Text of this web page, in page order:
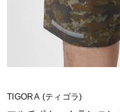
TIGORA (ティゴラ)